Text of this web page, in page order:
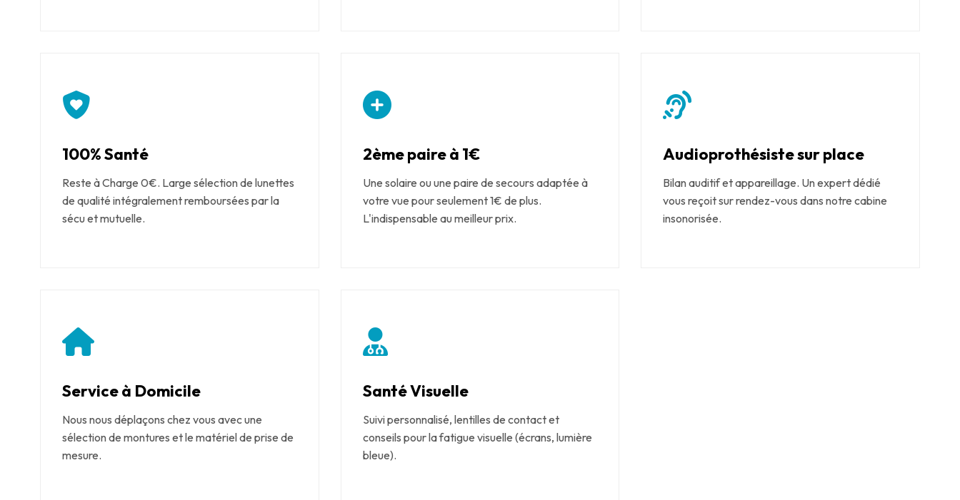
100% Santé
Reste à Charge 0€. Large sélection de lunettes
de qualité intégralement remboursées par la
sécu et mutuelle.
2ème paire à 1€
Une solaire ou une paire de secours adaptée à
votre vue pour seulement 1€ de plus.
L'indispensable au meilleur prix.
Audioprothésiste sur place
Bilan auditif et appareillage. Un expert dédié
vous reçoit sur rendez-vous dans notre cabine
insonorisée.
Service à Domicile
Nous nous déplaçons chez vous avec une
sélection de montures et le matériel de prise de
mesure.
Santé Visuelle
Suivi personnalisé, lentilles de contact et
conseils pour la fatigue visuelle (écrans, lumière
bleue).